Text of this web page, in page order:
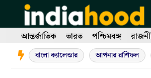
contentআন্তর্জাতিক ভারত পশ্চিমবঙ্গ
বাংলা ক্যালেন্ডার আপনার রাশিফল